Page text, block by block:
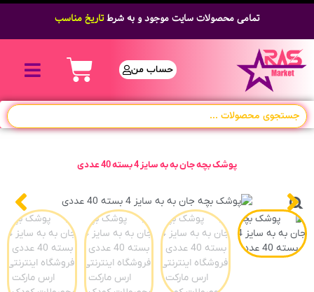
تمامی محصولات سایت موجود و به شرطتاریخ مناسب
حساب من
پوشک بچه جان به به سایز 4 بسته 40 عددی